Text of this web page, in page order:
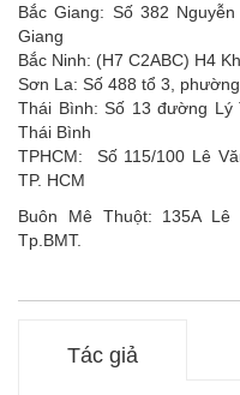
Bắc Giang: Số 382
Giang
Bắc Ninh: (H7 C2ABC) H4
Sơn La: Số 488 tổ 3,
Thái Bình: Số 13 đường Lý
Thái Bình
TPHCM: Số 115/100 Lê
TP. HCM
Buôn Mê Thuột: 135A
Tp.BMT.
Tác giả